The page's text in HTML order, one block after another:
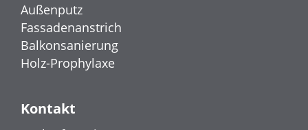
Außenputz
Fassadenanstrich
Balkonsanierung
Holz-Prophylaxe
Kontakt